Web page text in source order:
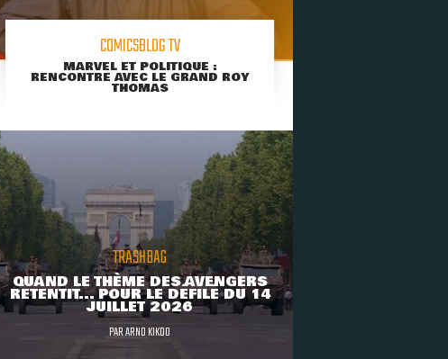
COMICSBLOG TV
MARVEL ET POLITIQUE :
RENCONTRE AVEC LE GRAND ROY
THOMAS
TRASHBAG
QUAND LE THÈME DES AVENGERS
RETENTIT... POUR LE DÉFILÉ DU 14
JUILLET 2026
PARARNO KIKOO